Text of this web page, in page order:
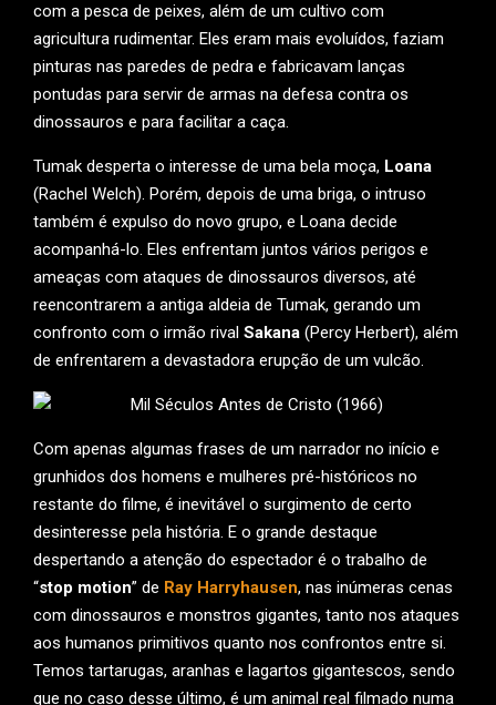
com a pesca de peixes, além de um cultivo com
agricultura rudimentar. Eles eram mais evoluídos, faziam
pinturas nas paredes de pedra e fabricavam lanças
pontudas para servir de armas na defesa contra os
dinossauros e para facilitar a caça.
Tumak desperta o interesse de uma bela moça, Loana
(Rachel Welch). Porém, depois de uma briga, o intruso
também é expulso do novo grupo, e Loana decide
acompanhá-lo. Eles enfrentam juntos vários perigos e
ameaças com ataques de dinossauros diversos, até
reencontrarem a antiga aldeia de Tumak, gerando um
confronto com o irmão rival Sakana (Percy Herbert), além
de enfrentarem a devastadora erupção de um vulcão.
Com apenas algumas frases de um narrador no início e
grunhidos dos homens e mulheres pré-históricos no
restante do filme, é inevitável o surgimento de certo
desinteresse pela história. E o grande destaque
despertando a atenção do espectador é o trabalho de
“stop motion” de Ray Harryhausen, nas inúmeras cenas
com dinossauros e monstros gigantes, tanto nos ataques
aos humanos primitivos quanto nos confrontos entre si.
Temos tartarugas, aranhas e lagartos gigantescos, sendo
que no caso desse último, é um animal real filmado numa